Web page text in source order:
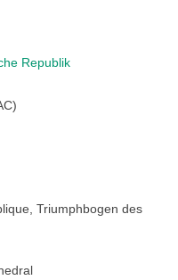
Republik
Triumphbogen des